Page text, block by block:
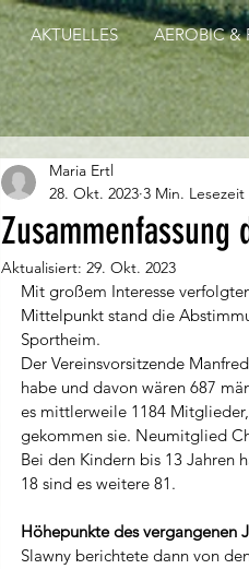
AKTUELLES AEROBIC &
Zusammenfassung
Maria Ertl
28. Okt. 2023 3 Min. Lesezeit
Aktualisiert: 29. Okt. 2023
Mit großem Interesse
Mittelpunkt stand die
Sportheim.
Der Vereinsvorsitzende
habe und davon wären 687
es mittlerweile 1184
gekommen sie. Neumitglied
Bei den Kindern bis 13 Jahren
18 sind es weitere 81.
Höhepunkte des vergangenen
Slawny berichtete dann von